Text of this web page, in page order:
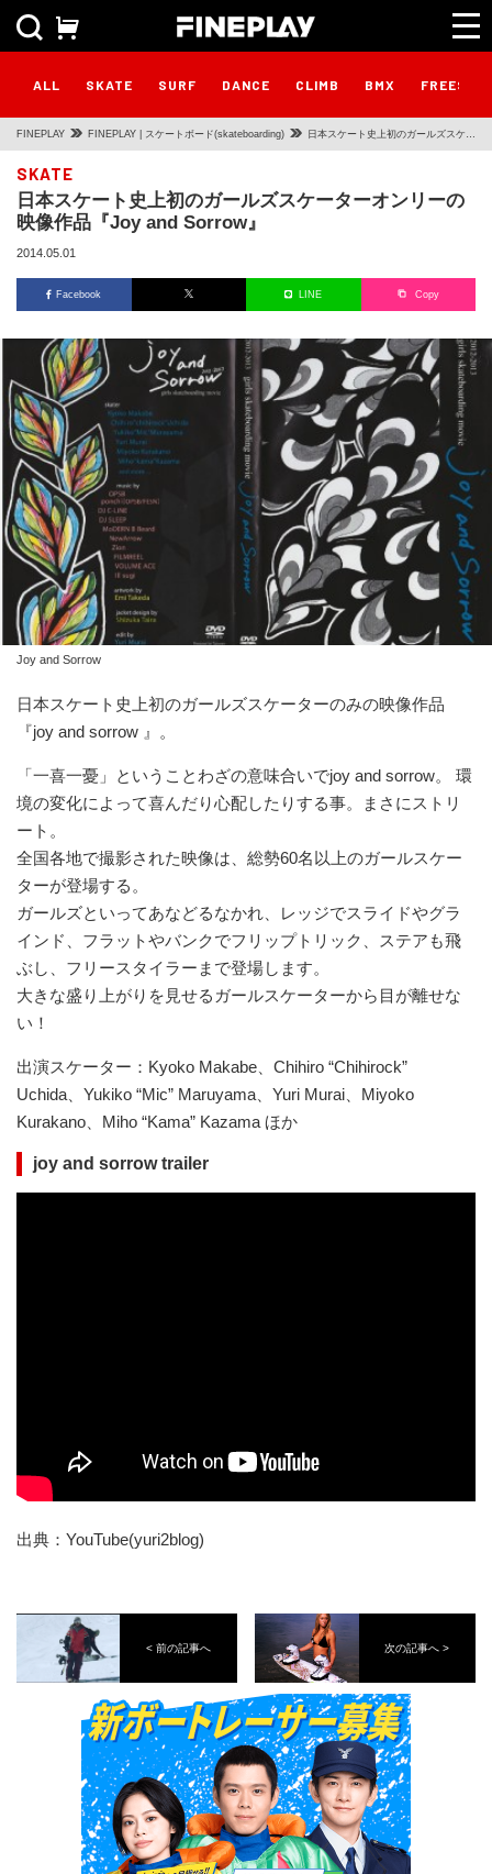
ALL SKATE SURF DANCE CLIMB BMX
FINEPLAY FINEPLAY | スケートボード(skateboarding) 日本スケート史上初のガールズスケー
Sorrow』
SKATE
日本スケート史上初のガールズスケーターオンリーの
映像作品『Joy and Sorrow』
2014.05.01
Facebook LINE Copy
Joy and Sorrow
日本スケート史上初のガールズスケーターのみの映像作品
『joy and sorrow 』。
「一喜一憂」ということわざの意味合いでjoy and sorrow。 環
境の変化によって喜んだり心配したりする事。まさにストリ
ート。
全国各地で撮影された映像は、総勢60名以上のガールスケー
ターが登場する。
ガールズといってあなどるなかれ、レッジでスライドやグラ
インド、フラットやバンクでフリップトリック、ステアも飛
ぶし、フリースタイラーまで登場します。
大きな盛り上がりを見せるガールスケーターから目が離せな
い！
出演スケーター：Kyoko Makabe、Chihiro “Chihirock”
Uchida、Yukiko “Mic” Maruyama、Yuri Murai、Miyoko
Kurakano、Miho “Kama” Kazama ほか
joy and sorrow trailer
出典：YouTube(yuri2blog)
< 前の記事へ 次の記事へ >